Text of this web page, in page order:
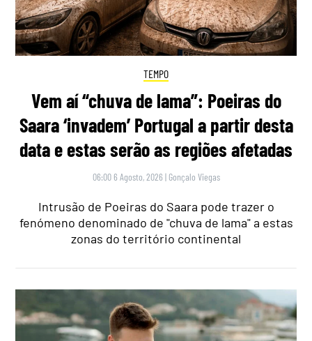
TEMPO
Vem aí “chuva de lama”: Poeiras do
Saara ‘invadem’ Portugal a partir desta
data e estas serão as regiões afetadas
06:00 6 Agosto, 2026 | Gonçalo Viegas
Intrusão de Poeiras do Saara pode trazer o
fenómeno denominado de "chuva de lama" a estas
zonas do território continental